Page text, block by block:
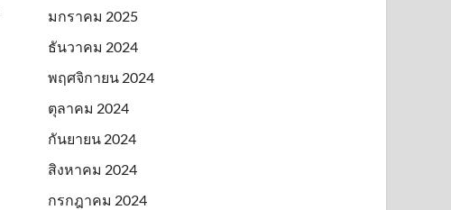
มกราคม 2025
ธันวาคม 2024
พฤศจิกายน 2024
ตุลาคม 2024
กันยายน 2024
สิงหาคม 2024
กรกฎาคม 2024